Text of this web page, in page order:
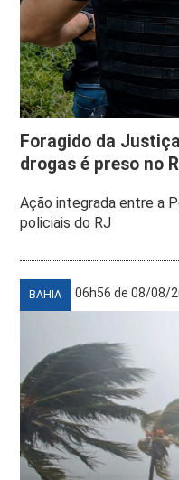
Foragido da
drogas é preso no
Ação integrada entre a
policiais do RJ
BAHIA 06h56 de 08/08/